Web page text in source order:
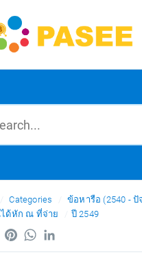
News
Ask a Question
Categories
ข้อหารือ (2540 -
ได้หัก ณ ที่จ่าย
ปี 2549
TwitterPinterestWhatsApp